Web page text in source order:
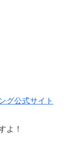
グ公式サイト
よ！